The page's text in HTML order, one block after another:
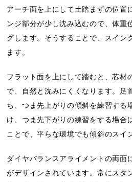
アーチ面を上にして土踏まずの位置
ンジ部分が少し沈み込むので、体重
グします。そうすることで、スイン
ます。
フラット面を上にして踏むと、芯材
で、自然と沈みにくくなります。足
ち、つま先上がりの傾斜を練習する
け、つま先下がりの練習をする場合
ことで、平らな環境でも傾斜のスイ
ダイヤバランスアライメントの両面
がデザインされています。常にスタ